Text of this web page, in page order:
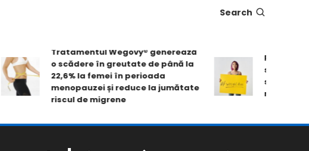
Search
Tratamentul Wegovy® generează
o scădere în greutate de până la
22,6% la femei în perioada
menopauzei și reduce la jumătate
riscul de migrene
Pastila
slăbire de
scorurile de
mobilității